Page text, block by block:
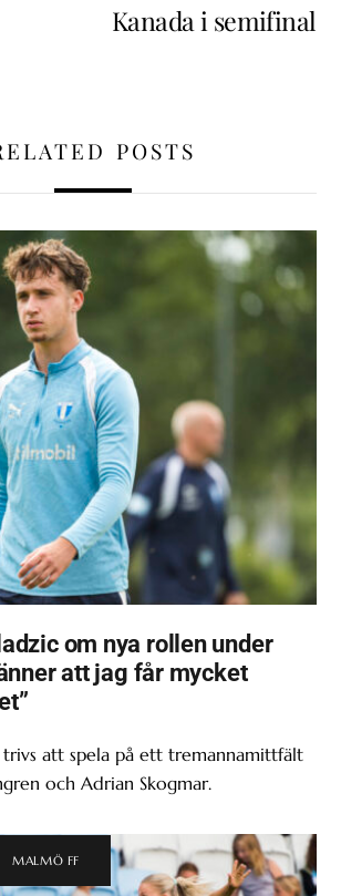
Kanada i semifinal
POSTS
om nya rollen under
att jag får mycket
trivs att spela på ett tremannamittfält
och Adrian Skogmar.
MALMÖ FF